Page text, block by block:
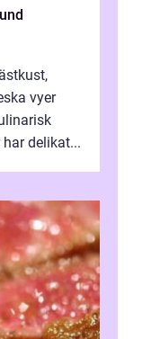
vyer
delikat...